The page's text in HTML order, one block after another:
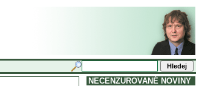
NECENZUROVANÉ NOVINY